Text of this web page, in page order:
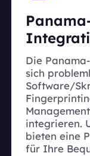
Die
sich
Software/
integrieren.
bieten eine
für Ihre